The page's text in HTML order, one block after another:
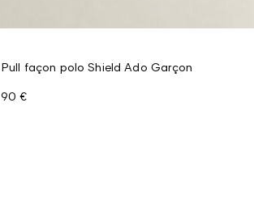
Pull façon polo Shield Ado Garçon
90 €